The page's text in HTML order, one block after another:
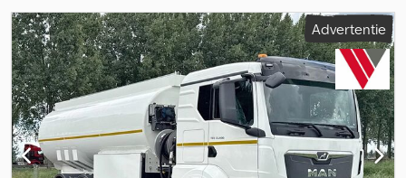
Bladvering Vooras: Stuurbaar Gewichten Ledig gewicht: 14.000 kg
Laadvermogen: 19.500 kg Maximaal toegestaan gewicht: 33.500 kg
Functioneel Aantal compartimenten: 1 Pomp: Ja
Advertentie